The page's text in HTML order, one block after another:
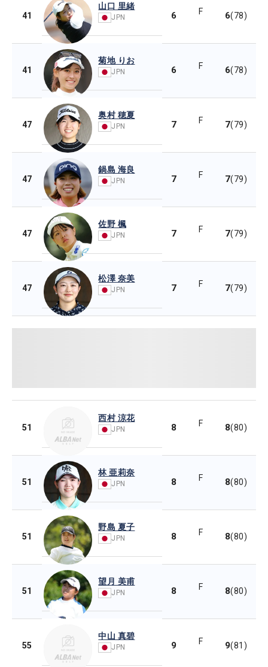
41
山口 里緒
JPN 6 F 6(78)
41
菊地 りお
JPN 6 F 6(78)
47
奥村 穂夏
JPN 7 F 7(79)
47
鍋島 海良
JPN 7 F 7(79)
47
佐野 楓
JPN 7 F 7(79)
47
松澤 奈美
JPN 7 F 7(79)
51
西村 涼花
JPN 8 F 8(80)
51
林 亜莉奈
JPN 8 F 8(80)
51
野島 夏子
JPN 8 F 8(80)
51
望月 美甫
JPN 8 F 8(80)
55
中山 真碧
JPN 9 F 9(81)